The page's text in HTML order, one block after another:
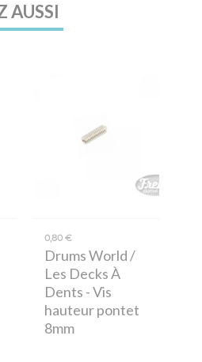
AUSSI
0,80 €
Drums World /
Les Decks À
Dents - Vis
hauteur pontet
8mm